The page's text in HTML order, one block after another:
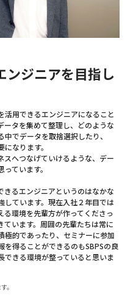
ンジニアを目指し
活用できるエンジニアになること
ータを集めて整理し、どのような
でデータを取捨選択したり、
なります。
スへつなげていけるような、デー
ています。
きるエンジニアというのはなかな
しています。現在入社２年目では
環境を先輩方が作ってくださっ
います。周囲の先輩たちは常に
極的であったり、セミナーに参加
を得ることができるのもSBPSの良
できる環境が整っていると思いま
。